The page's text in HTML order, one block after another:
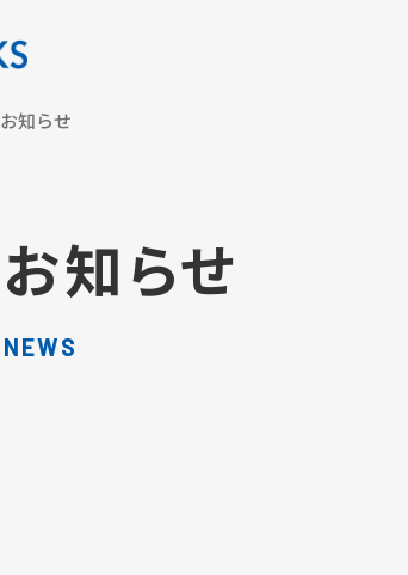
お知らせ
お知らせ
NEWS